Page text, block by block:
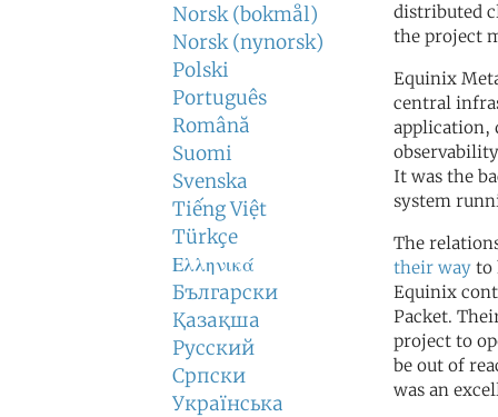
Norsk (bokmål)
Norsk (nynorsk)
Polski
Português
Română
Suomi
Svenska
Tiếng Việt
Türkçe
Ελληνικά
Български
Қазақша
Русский
Српски
Українська
distributed
the project
Equinix
central
application,
It was the
system
The
their way to
Equinix
Packet.
project to
be out of
was an